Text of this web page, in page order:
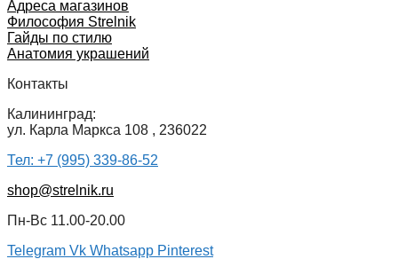
Адреса магазинов
Философия Strelnik
Гайды по стилю
Анатомия украшений
Контакты
Калининград:
ул. Карла Маркса 108 , 236022
Тел: +7 (995) 339-86-52
shop@strelnik.ru
Пн-Вс 11.00-20.00
Telegram Vk Whatsapp Pinterest